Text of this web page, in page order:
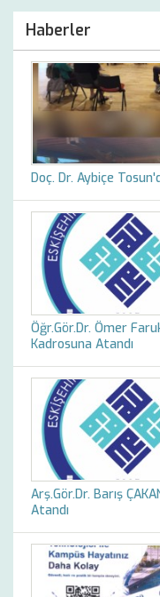
Haberler
Doç. Dr. Aybiçe
Öğr.Gör.Dr. Ömer
Kadrosuna Atandı
Arş.Gör.Dr. Barış
Atandı